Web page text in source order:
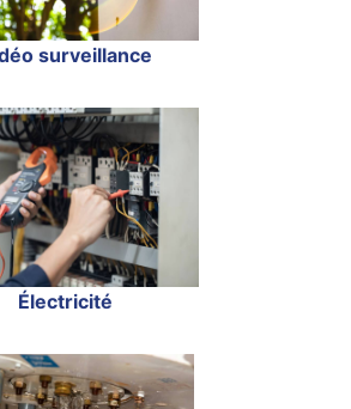
surveillance
Électricité